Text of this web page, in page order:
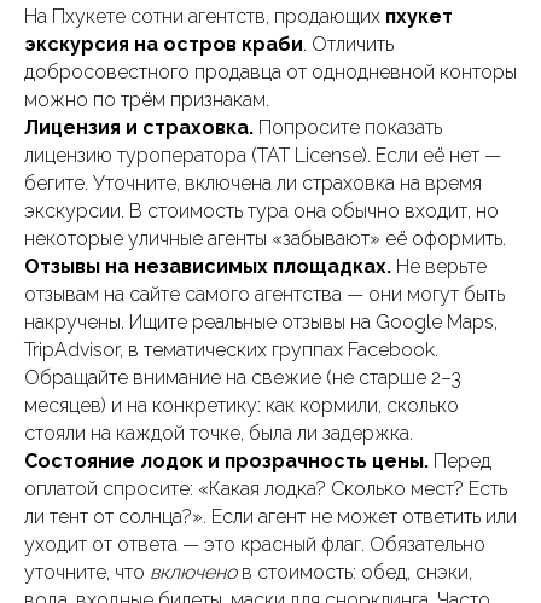
На Пхукете сотни агентств, продающих пхукет
экскурсия на остров краби. Отличить
добросовестного продавца от однодневной конторы
можно по трём признакам.
Лицензия и страховка. Попросите показать
лицензию туроператора (TAT License). Если её нет —
бегите. Уточните, включена ли страховка на время
экскурсии. В стоимость тура она обычно входит, но
некоторые уличные агенты «забывают» её оформить.
Отзывы на независимых площадках. Не верьте
отзывам на сайте самого агентства — они могут быть
накручены. Ищите реальные отзывы на Google Maps,
TripAdvisor, в тематических группах Facebook.
Обращайте внимание на свежие (не старше 2–3
месяцев) и на конкретику: как кормили, сколько
стояли на каждой точке, была ли задержка.
Состояние лодок и прозрачность цены. Перед
оплатой спросите: «Какая лодка? Сколько мест? Есть
ли тент от солнца?». Если агент не может ответить или
уходит от ответа — это красный флаг. Обязательно
уточните, что включенов стоимость: обед, снэки,